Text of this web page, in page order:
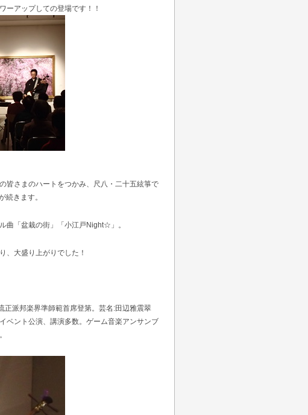
アップしての登場です！！
さまのハートをつかみ、尺八・二十五絃箏で
きます。
曲「盆栽の街」「小江戸Night☆」。
、大盛り上がりでした！
派邦楽界準師範首席登第。芸名:田辺雅震翠
ベント公演、講演多数。ゲーム音楽アンサンブ